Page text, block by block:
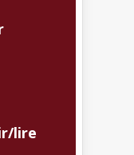
lire